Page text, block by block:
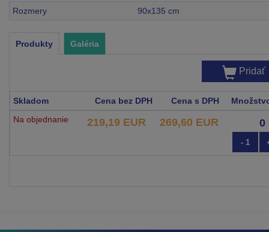
Rozmery 90x135 cm
Produkty Galéria
Pridať
Skladom Cena bez DPH Cena s DPH
Na objednanie
219,19 EUR 269,60 EUR
- 1